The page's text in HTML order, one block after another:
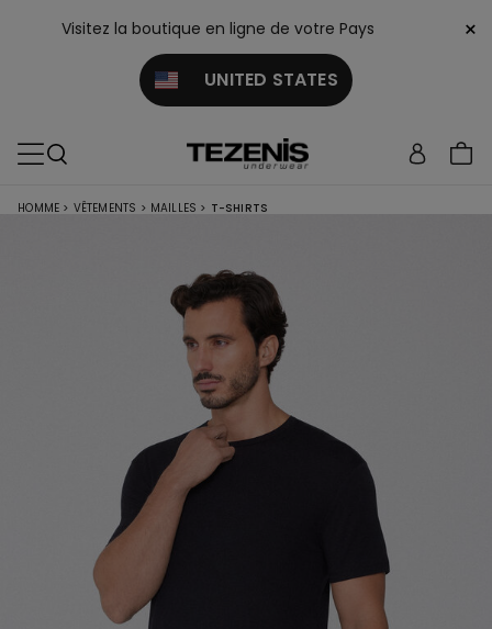
Visitez la boutique en ligne de votre Pays
UNITED STATES
×
HOMME > VÊTEMENTS > MAILLES > T-SHIRTS